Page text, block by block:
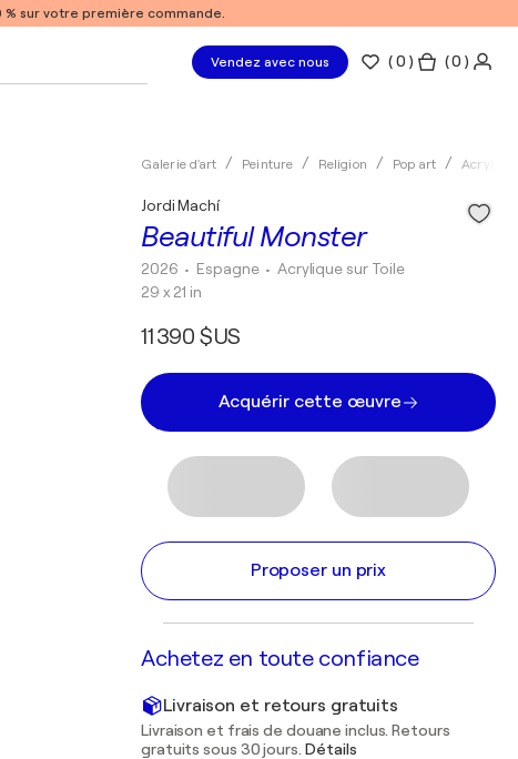
sur votre première commande.
Vendez avec nous (0 ) ( 0 )
Galerie d'art Peinture Religion Pop art
Beautiful Monster
Jordi Machí
2026 • Espagne • Acrylique sur Toile
29 x 21 in
11 390 $US
Acquérir cette œuvre
Proposer un prix
Achetez en toute confiance
Livraison et retours gratuits
Livraison et frais de douane inclus. Retours
gratuits sous 30 jours. Détails